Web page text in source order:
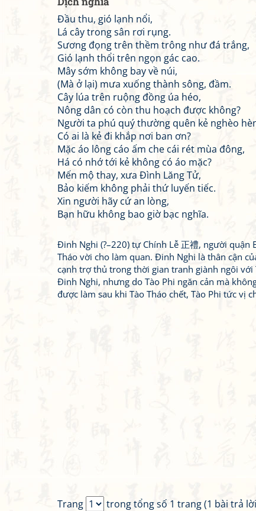
Đầu thu, gió lạnh nổi,
Lá cây trong sân rơi rụng.
Sương đọng trên thềm trông như đá trắng,
Gió lạnh thổi trên ngọn gác cao.
Mây sớm không bay về núi,
(Mà ở lại) mưa xuống thành sông, đầm.
Cây lúa trên ruộng đồng úa héo,
Nông dân có còn thu hoạch được không?
Người ta phú quý thường quên kẻ nghèo
Có ai là kẻ đi khắp nơi ban ơn?
Mặc áo lông cáo ấm che cái rét mùa đông,
Há có nhớ tới kẻ không có áo mặc?
Mến mộ thay, xưa Đình Lăng Tử,
Bảo kiếm không phải thứ luyến tiếc.
Xin người hãy cứ an lòng,
Bạn hữu không bao giờ bạc nghĩa.
Đinh Nghi (?–220) tự Chính Lễ 正禮, người quận
Tháo vời cho làm quan. Đinh Nghi là thân cận
cạnh trợ thủ trong thời gian tranh giành ngôi với
Đinh Nghi, nhưng do Tào Phi ngăn cản mà
được làm sau khi Tào Tháo chết, Tào Phi tức vị
Trang trong tổng số 1 trang (1 bài trả